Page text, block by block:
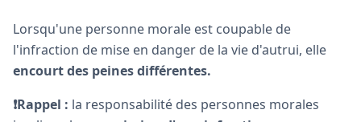
Lorsqu'une personne morale est coupable de
l'infraction de mise en danger de la vie d'autrui, elle
encourt des peines différentes.
❗Rappel : la responsabilité des personnes morales